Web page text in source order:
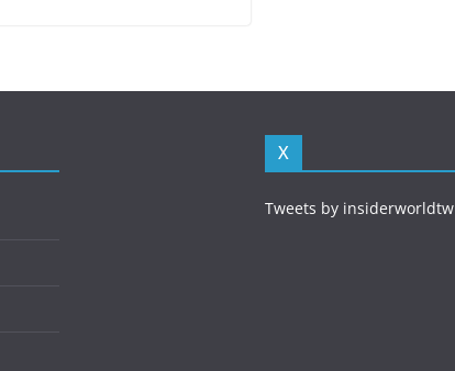
X
Tweets by insiderworldtw